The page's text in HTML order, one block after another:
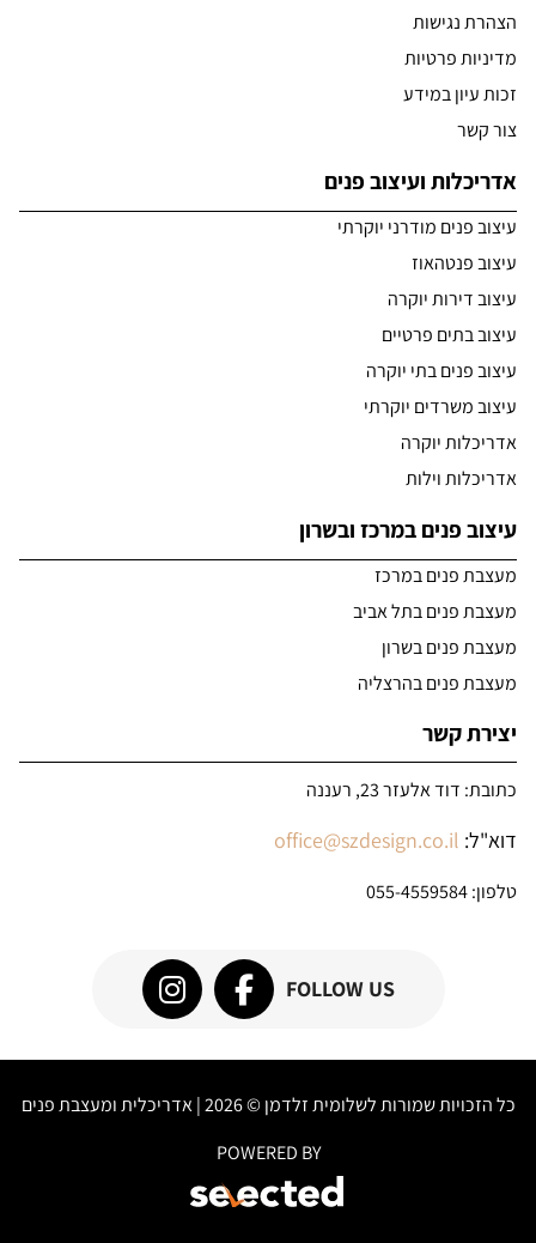
הצהרת נגישות
מדיניות פרטיות
זכות עיון במידע
צור קשר
אדריכלות ועיצוב פנים
עיצוב פנים מודרני יוקרתי
עיצוב פנטהאוז
עיצוב דירות יוקרה
עיצוב בתים פרטיים
עיצוב פנים בתי יוקרה
עיצוב משרדים יוקרתי
אדריכלות יוקרה
אדריכלות וילות
עיצוב פנים במרכז ובשרון
מעצבת פנים במרכז
מעצבת פנים בתל אביב
מעצבת פנים בשרון
מעצבת פנים בהרצליה
יצירת קשר
כתובת: דוד אלעזר 23, רעננה
דוא"ל: office@szdesign.co.il
טלפון:
FOLLOW US
כל הזכויות שמורות לשלומית זלדמן © 2026 | אדריכלית ומעצבת פנים
POWERED BY